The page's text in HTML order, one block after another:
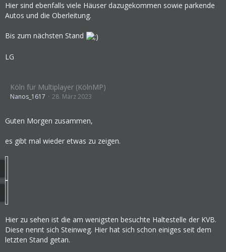
Hier sind ebenfalls viele Häuser dazugekommen sowie parkende
Autos und die Oberleitung.
Bis zum nächsten Stand
LG
Köln für Multiplayer (KölnMP)
Nanos_1617 28. März 2023
Guten Morgen zusammen,
es gibt mal wieder etwas zu zeigen.
Hier zu sehen ist die am wenigsten besuchte Haltestelle der KVB.
Diese nennt sich Steinweg. Hier hat sich schon einiges seit dem
letzten Stand getan.